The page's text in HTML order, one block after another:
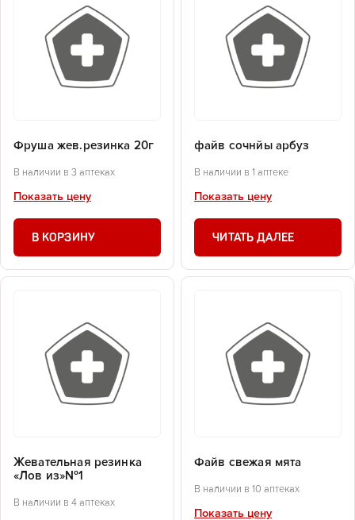
Фруша жев.резинка 20г
В наличии в 3 аптеках
Показать цену
В КОРЗИНУ
файв сочнйы арбуз
В наличии в 1 аптеке
Показать цену
ЧИТАТЬ ДАЛЕЕ
Жевательная резинка
«Лов из»№1
В наличии в 4 аптеках
Файв свежая мята
В наличии в 10 аптеках
Показать цену